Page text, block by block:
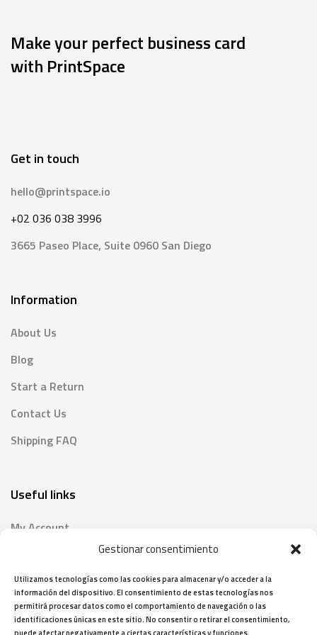
Gestionar consentimiento
Utilizamos tecnologías como las cookies para almacenar y/o acceder a la
información del dispositivo. El consentimiento de estas tecnologías nos
permitirá procesar datos como el comportamiento de navegación o las
identificaciones únicas en este sitio. No consentir o retirar el consentimiento,
Make your perfect business card
with PrintSpace
Get in touch
hello@printspace.io
+02 036 038 3996
3665 Paseo Place, Suite 0960 San Diego
Information
About Us
Blog
Start a Return
Contact Us
Shipping FAQ
Useful links
My Account
Become a Partner
Custom Products